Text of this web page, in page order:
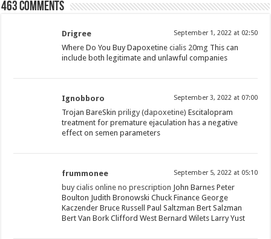
463 comments
Drigree September 1, 2022 at 02:50
Where Do You Buy Dapoxetinecialis 20mg This can
include both legitimate and unlawful companies
Ignobboro September 3, 2022 at 07:00
Trojan BareSkinpriligy (dapoxetine) Escitalopram
treatment for premature ejaculation has a negative
effect on semen parameters
frummonee September 5, 2022 at 05:10
buy cialis online no prescription John Barnes Peter
Boulton Judith Bronowski Chuck Finance George
Kaczender Bruce Russell Paul Saltzman Bert Salzman
Bert Van Bork Clifford West Bernard Wilets Larry Yust